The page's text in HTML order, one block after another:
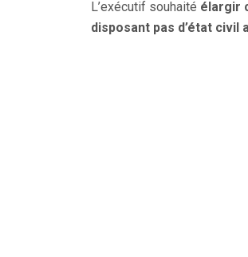
L’exécutif souhaité élargir
disposant pas d’état civil